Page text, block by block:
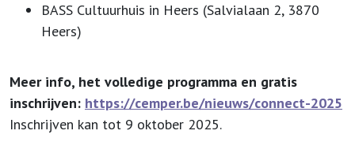
BASS Cultuurhuis in Heers (Salvialaan 2, 3870
Heers)
Meer info, het volledige programma en gratis
inschrijven: https://cemper.be/nieuws/connect-2025
Inschrijven kan tot 9 oktober 2025.